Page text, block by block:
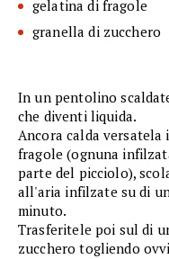
gelatina di fragole
granella di zucchero
In un pentolino
che diventi liquida.
Ancora calda
fragole (ognuna
parte del picciolo),
all'aria infilzate su di
minuto.
Trasferitele poi sul di
zucchero togliendo